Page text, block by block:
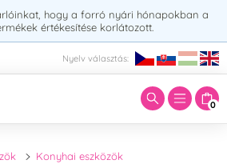
hogy a forró nyári hónapokban a
értékesítése korlátozott.
Nyelv választás:
0
kifejezést:
Konyhai eszközök